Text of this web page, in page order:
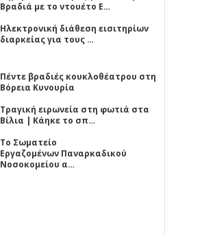
Βραδιά με το ντουέτο Ε…
Ηλεκτρονική διάθεση εισιτηρίων
διαρκείας για τους …
Πέντε βραδιές κουκλοθέατρου στη
Βόρεια Κυνουρία
Τραγική ειρωνεία στη φωτιά στα
Βίλια | Κάηκε το σπ…
Το Σωματείο
Εργαζομένων Παναρκαδικού
Νοσοκομείου α…